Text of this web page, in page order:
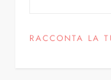
RACCONTA LA